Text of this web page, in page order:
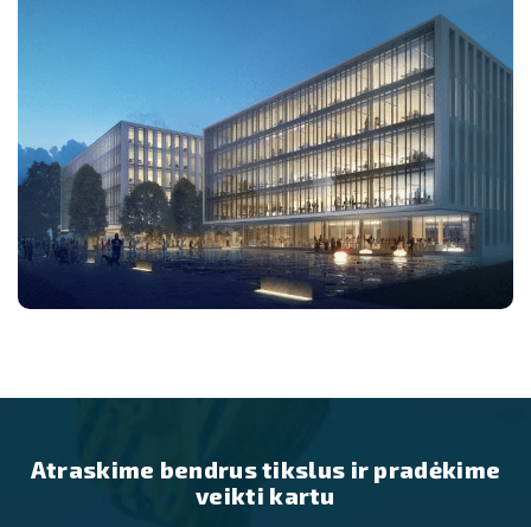
Atraskime bendrus tikslus ir pradėkime
veikti kartu